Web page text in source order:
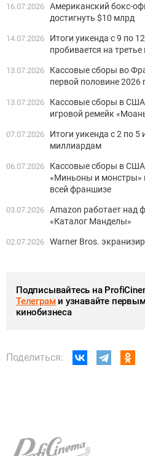
16.07.2026 Американский бокс-
достигнуть $10 млрд
14.07.2026
Итоги уикенда с 9 по
пробивается на третье
13.07.2026
Кассовые сборы во
первой половине 2026
13.07.2026
Кассовые сборы в США
игровой ремейк
07.07.2026
Итоги уикенда с 2 по
миллиардам
06.07.2026
Кассовые сборы в США
«Миньоны и монстры»
всей франшизе
03.07.2026 Amazon работает над
«Каталог Манделы»
02.07.2026 Warner Bros.
Подписывайтесь на
Телеграми узнавайте
кинобизнеса
Поделиться: